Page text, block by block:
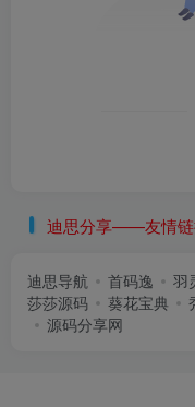
迪思分享——友情链
迪思导航 首码逸 羽
莎莎源码
葵花宝典
源码分享网